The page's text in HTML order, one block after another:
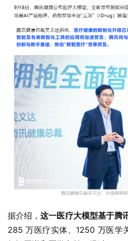
据介绍，这一医疗大模型基于腾
285 万医疗实体、1250 万医学